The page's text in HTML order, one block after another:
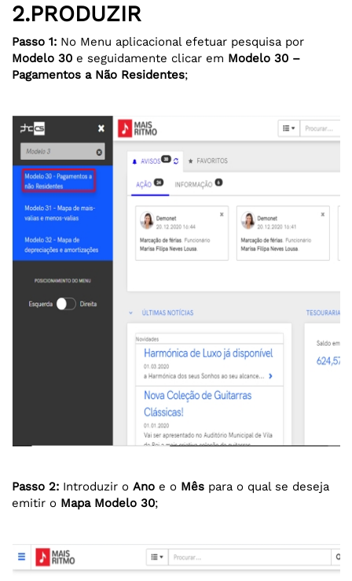
2.PRODUZIR
Passo 1: No Menu aplicacional efetuar pesquisa por
Modelo 30 e seguidamente clicar em Modelo 30 –
Pagamentos a Não Residentes;
Passo 2: Introduzir o Ano e o Mês para o qual se deseja
emitir o Mapa Modelo 30;